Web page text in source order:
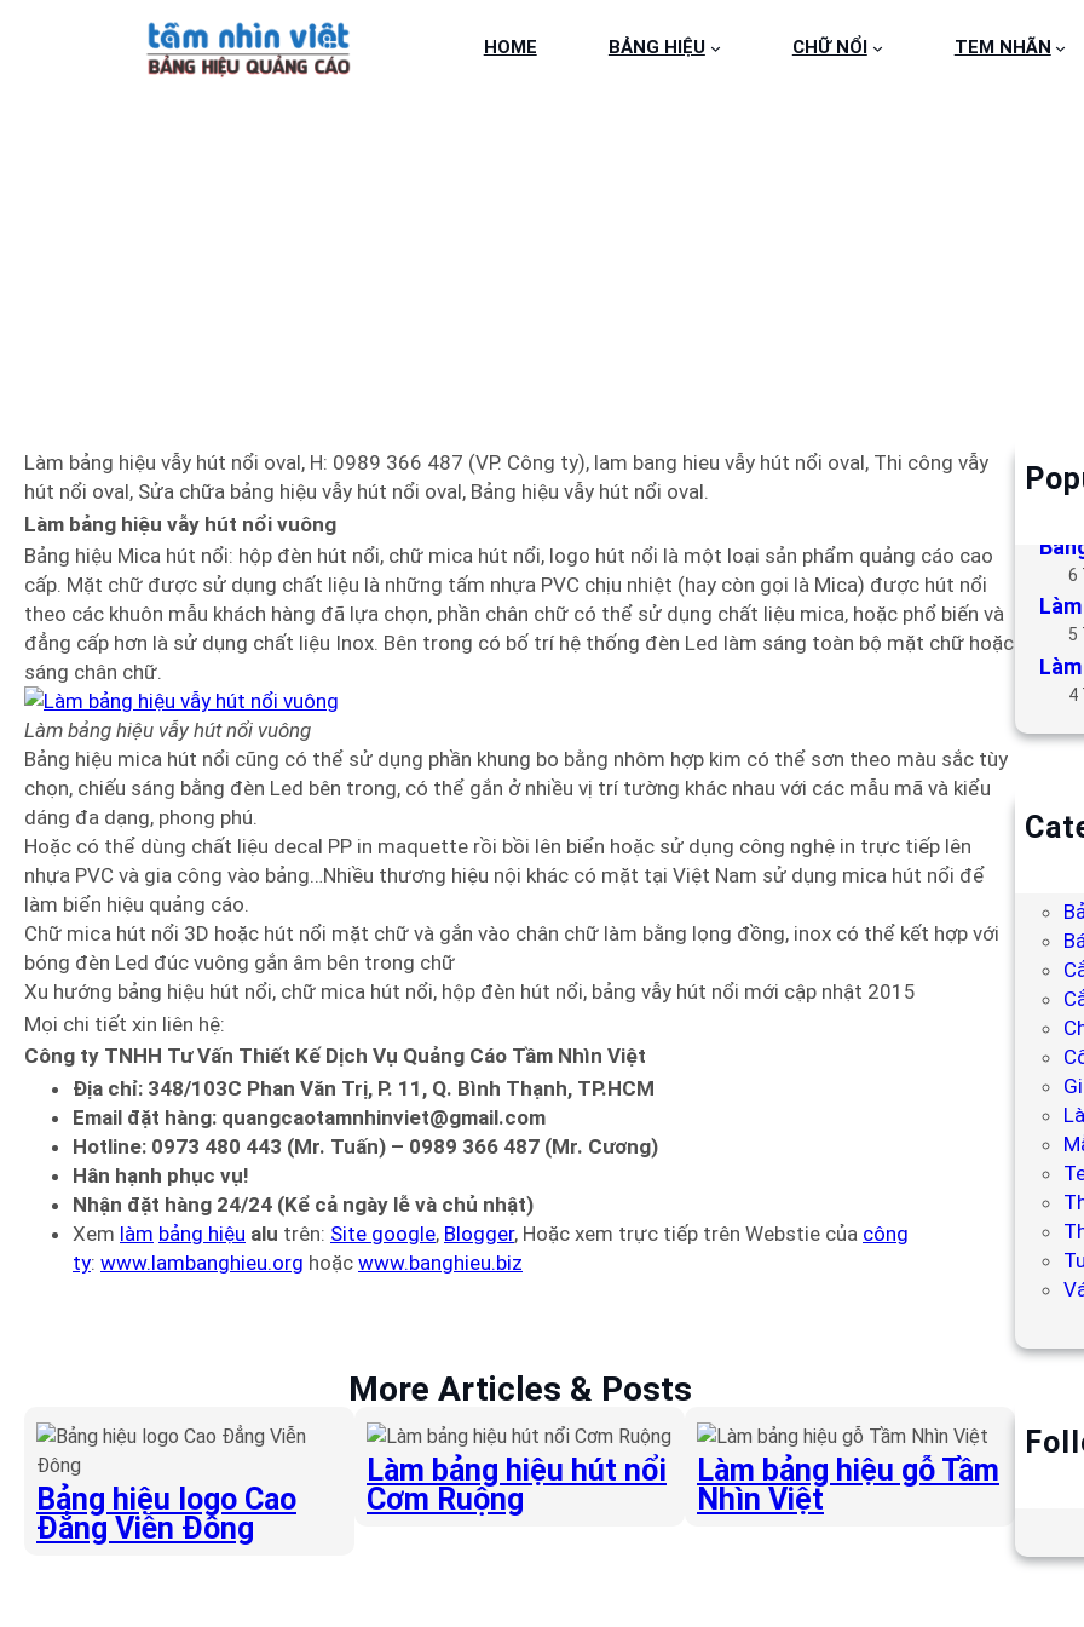
HOME BẢNG HIỆU CHỮ NỔI TEM NHÃN
Làm bảng hiệu vẫy hút nổi oval, H: 0989 366 487 (VP. Công ty), lam bang hieu vẫy hút nổi oval, Thi công vẫy
hút nổi oval, Sửa chữa bảng hiệu vẫy hút nổi oval, Bảng hiệu vẫy hút nổi oval.
Làm bảng hiệu vẫy hút nổi vuông
Bảng hiệu Mica hút nổi: hộp đèn hút nổi, chữ mica hút nổi, logo hút nổi là một loại sản phẩm quảng cáo cao
cấp. Mặt chữ được sử dụng chất liệu là những tấm nhựa PVC chịu nhiệt (hay còn gọi là Mica) được hút nổi
theo các khuôn mẫu khách hàng đã lựa chọn, phần chân chữ có thể sử dụng chất liệu mica, hoặc phổ biến và
đẳng cấp hơn là sử dụng chất liệu Inox. Bên trong có bố trí hệ thống đèn Led làm sáng toàn bộ mặt chữ hoặc
sáng chân chữ.
Làm bảng hiệu vẫy hút nổi vuông
Bảng hiệu mica hút nổi cũng có thể sử dụng phần khung bo bằng nhôm hợp kim có thể sơn theo màu sắc tùy
chọn, chiếu sáng bằng đèn Led bên trong, có thể gắn ở nhiều vị trí tường khác nhau với các mẫu mã và kiểu
dáng đa dạng, phong phú.
Hoặc có thể dùng chất liệu decal PP in maquette rồi bồi lên biển hoặc sử dụng công nghệ in trực tiếp lên
nhựa PVC và gia công vào bảng…Nhiều thương hiệu nội khác có mặt tại Việt Nam sử dụng mica hút nổi để
làm biển hiệu quảng cáo.
Chữ mica hút nổi 3D hoặc hút nổi mặt chữ và gắn vào chân chữ làm bằng lọng đồng, inox có thể kết hợp với
bóng đèn Led đúc vuông gắn âm bên trong chữ
Xu hướng bảng hiệu hút nổi, chữ mica hút nổi, hộp đèn hút nổi, bảng vẫy hút nổi mới cập nhật 2015
Mọi chi tiết xin liên hệ:
Công ty TNHH Tư Vấn Thiết Kế Dịch Vụ Quảng Cáo Tầm Nhìn Việt
Địa chỉ: 348/103C Phan Văn Trị, P. 11, Q. Bình Thạnh, TP.HCM
Email đặt hàng: quangcaotamnhinviet@gmail.com
Hotline: 0973 480 443 (Mr. Tuấn) – 0989 366 487 (Mr. Cương)
Hân hạnh phục vụ!
Nhận đặt hàng 24/24 (Kể cả ngày lễ và chủ nhật)
Xem làm bảng hiệu alu trên: Site google, Blogger, Hoặc xem trực tiếp trên Webstie của công
ty: www.lambanghieu.org hoặc www.banghieu.biz
More Articles & Posts
Bảng hiệu logo Cao
Đẳng Viễn Đông
Làm bảng hiệu hút nổi
Cơm Ruộng
Làm bảng hiệu gỗ Tầm
Nhìn Việt
6
5
4